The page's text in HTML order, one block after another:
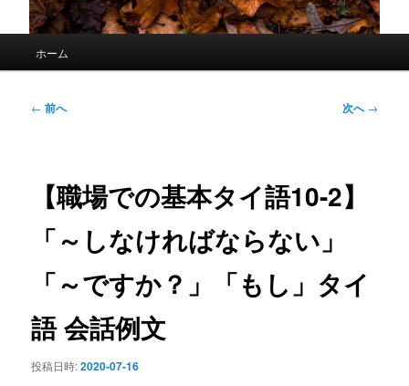
ホーム
投← 前へ 次へ→
【職場での基本タイ語10-2】
「～しなければならない」
「～ですか？」「もし」タイ
語 会話例文
投稿日時:2020-07-16